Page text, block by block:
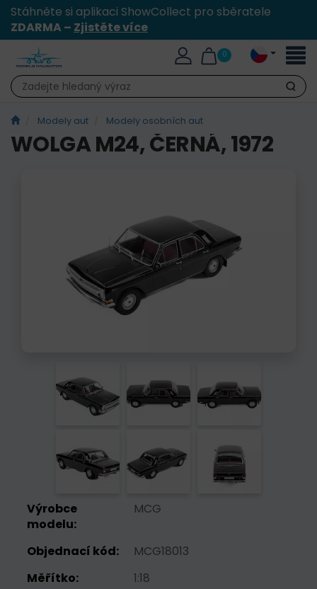
Stáhněte si aplikaci ShowCollect pro sběratele
ZDARMA – Zjistěte více
0
Hledat
Modely aut Modely osobních aut
WOLGA M24, ČERNÁ, 1972
Výrobce
modelu:
MCG
Objednací kód:
MCG18013
Měřítko:
1:18